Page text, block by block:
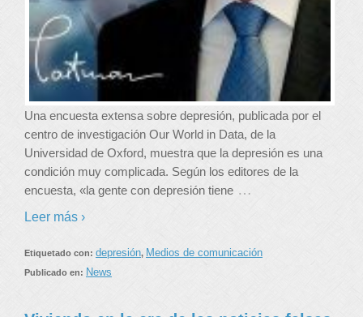
Una encuesta extensa sobre depresión, publicada por el
centro de investigación Our World in Data, de la
Universidad de Oxford, muestra que la depresión es una
condición muy complicada. Según los editores de la
encuesta, «la gente con depresión tiene …
Leer más ›
Etiquetado con: depresión, Medios de comunicación
Publicado en: News